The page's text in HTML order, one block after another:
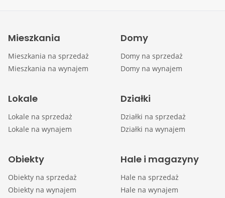
Mieszkania
Mieszkania na sprzedaż
Mieszkania na wynajem
Domy
Domy na sprzedaż
Domy na wynajem
Lokale
Lokale na sprzedaż
Lokale na wynajem
Działki
Działki na sprzedaż
Działki na wynajem
Obiekty
Obiekty na sprzedaż
Obiekty na wynajem
Hale i magazyny
Hale na sprzedaż
Hale na wynajem